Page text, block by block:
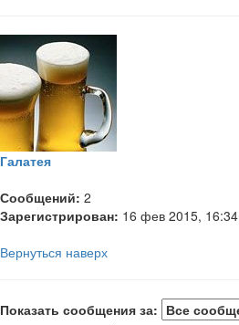
Галатея
Сообщений: 2
Зарегистрирован: 16 фев 2015, 16:34
Вернуться наверх
Показать сообщения за: